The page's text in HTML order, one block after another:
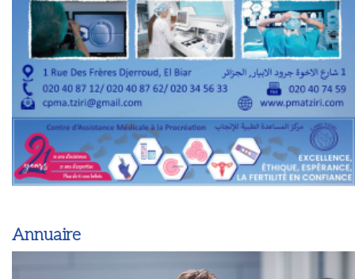
Annuaire